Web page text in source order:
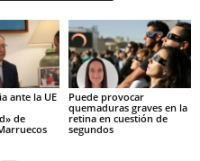
ante la UE
de
Puede provocar
quemaduras graves en la
retina en cuestión de
segundos